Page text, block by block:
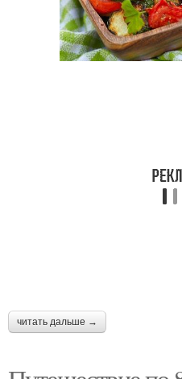
читать дальше →